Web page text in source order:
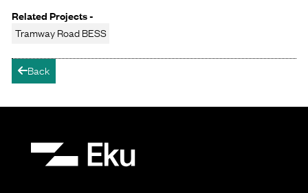
Related Projects -
Tramway Road BESS
arrow-leftBack